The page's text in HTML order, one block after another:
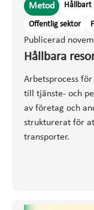
Publicerad
Hållbara
Arbetsprocess
till tjänste- och
av företag och
strukturerat för
transporter.
Metod Hållbart
Offentlig sektor